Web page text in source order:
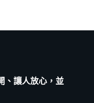
、讓人放心，並